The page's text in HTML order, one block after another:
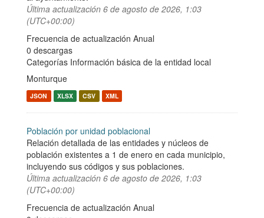
Última actualización 6 de agosto de 2026, 1:03
(UTC+00:00)
Frecuencia de actualización Anual
0 descargas
Categorías Información básica de la entidad local
Monturque
JSON XLSX CSV XML
Población por unidad poblacional
Relación detallada de las entidades y núcleos de
población existentes a 1 de enero en cada municipio,
incluyendo sus códigos y sus poblaciones.
Última actualización 6 de agosto de 2026, 1:03
(UTC+00:00)
Frecuencia de actualización Anual